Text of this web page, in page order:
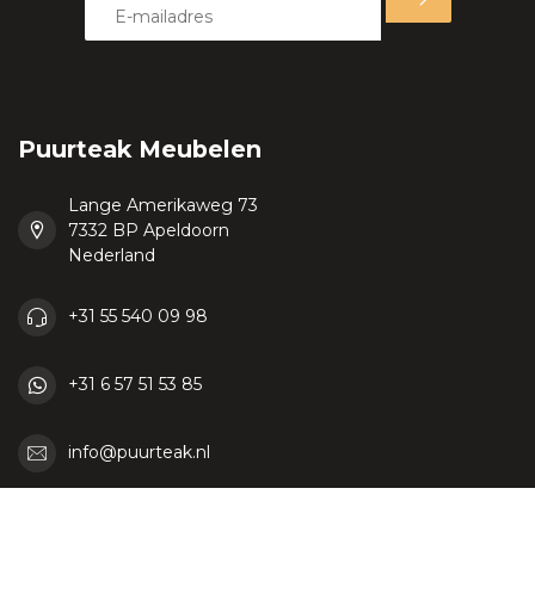
Puurteak Meubelen
Lange Amerikaweg 73
7332 BP Apeldoorn
Nederland
+31 55 540 09 98
+31 6 57 51 53 85
info@puurteak.nl